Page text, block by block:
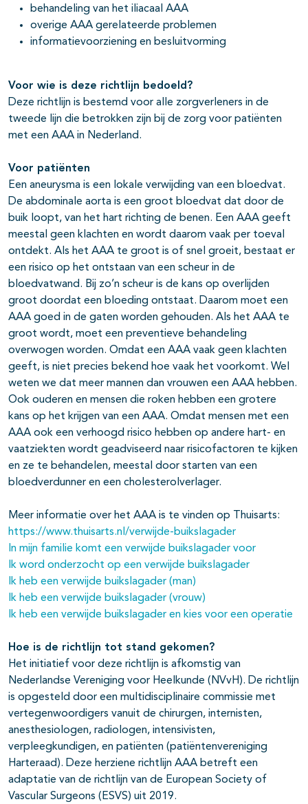
behandeling van het iliacaal AAA
overige AAA gerelateerde problemen
informatievoorziening en besluitvorming
Voor wie is deze richtlijn bedoeld?
Deze richtlijn is bestemd voor alle zorgverleners in de
tweede lijn die betrokken zijn bij de zorg voor patiënten
met een AAA in Nederland.
Voor patiënten
Een aneurysma is een lokale verwijding van een bloedvat.
De abdominale aorta is een groot bloedvat dat door de
buik loopt, van het hart richting de benen. Een AAA geeft
meestal geen klachten en wordt daarom vaak per toeval
ontdekt. Als het AAA te groot is of snel groeit, bestaat er
een risico op het ontstaan van een scheur in de
bloedvatwand. Bij zo’n scheur is de kans op overlijden
groot doordat een bloeding ontstaat. Daarom moet een
AAA goed in de gaten worden gehouden. Als het AAA te
groot wordt, moet een preventieve behandeling
overwogen worden. Omdat een AAA vaak geen klachten
geeft, is niet precies bekend hoe vaak het voorkomt. Wel
weten we dat meer mannen dan vrouwen een AAA hebben.
Ook ouderen en mensen die roken hebben een grotere
kans op het krijgen van een AAA. Omdat mensen met een
AAA ook een verhoogd risico hebben op andere hart- en
vaatziekten wordt geadviseerd naar risicofactoren te kijken
en ze te behandelen, meestal door starten van een
bloedverdunner en een cholesterolverlager.
Meer informatie over het AAA is te vinden op Thuisarts:
https://www.thuisarts.nl/verwijde-buikslagader
In mijn familie komt een verwijde buikslagader voor
Ik word onderzocht op een verwijde buikslagader
Ik heb een verwijde buikslagader (man)
Ik heb een verwijde buikslagader (vrouw)
Ik heb een verwijde buikslagader en kies voor een operatie
Hoe is de richtlijn tot stand gekomen?
Het initiatief voor deze richtlijn is afkomstig van
Nederlandse Vereniging voor Heelkunde (NVvH). De richtlijn
is opgesteld door een multidisciplinaire commissie met
vertegenwoordigers vanuit de chirurgen, internisten,
anesthesiologen, radiologen, intensivisten,
verpleegkundigen, en patiënten (patiëntenvereniging
Harteraad). Deze herziene richtlijn AAA betreft een
adaptatie van de richtlijn van de European Society of
Vascular Surgeons (ESVS) uit 2019.